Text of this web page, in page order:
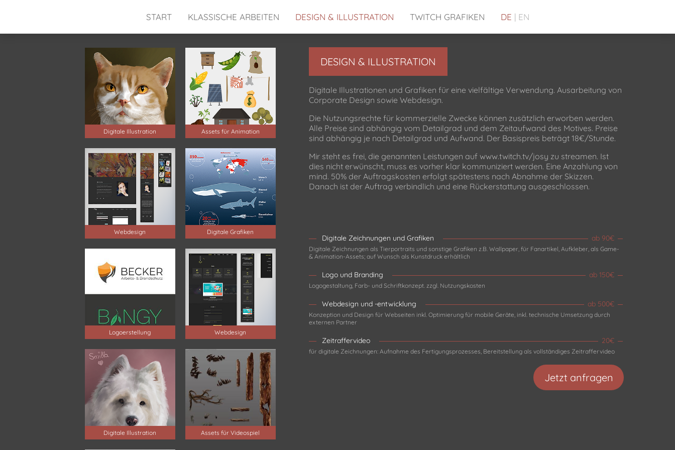
START KLASSISCHE ARBEITEN DESIGN & ILLUSTRATION TWITCH GRAFIKEN DE | EN
Digitale Illustration Assets für Animation
Webdesign Digitale Grafiken
Logoerstellung Webdesign
Digitale Illustration Assets für Videospiel
DESIGN & ILLUSTRATION
Digitale Illustrationen und Grafiken für eine vielfältige Verwendung. Ausarbeitung von
Corporate Design sowie Webdesign.
Die Nutzungsrechte für kommerzielle Zwecke können zusätzlich erworben werden.
Alle Preise sind abhängig vom Detailgrad und dem Zeitaufwand des Motives. Preise
sind abhängig je nach Detailgrad und Aufwand. Der Basispreis beträgt 18€/Stunde.
Mir steht es frei, die genannten Leistungen auf www.twitch.tv/josy zu streamen. Ist
dies nicht erwünscht, muss es vorher klar kommuniziert werden. Eine Anzahlung von
mind. 50% der Auftragskosten erfolgt spätestens nach Abnahme der Skizzen.
Danach ist der Auftrag verbindlich und eine Rückerstattung ausgeschlossen.
Digitale Zeichnungen und Grafiken ab 90€
Digitale Zeichnungen als Tierportraits und sonstige Grafiken z.B. Wallpaper, für Fanartikel, Aufkleber, als Game-
& Animation-Assets; auf Wunsch als Kunstdruck erhältlich
Logo und Branding ab 150€
Logogestaltung, Farb- und Schriftkonzept. zzgl. Nutzungskosten
Webdesign und -entwicklung ab 500€
Konzeption und Design für Webseiten inkl. Optimierung für mobile Geräte, inkl. technische Umsetzung durch
externen Partner
Zeitraffervideo 20€
für digitale Zeichnungen: Aufnahme des Fertigungsprozesses, Bereitstellung als vollständiges Zeitraffervideo
Jetzt anfragen